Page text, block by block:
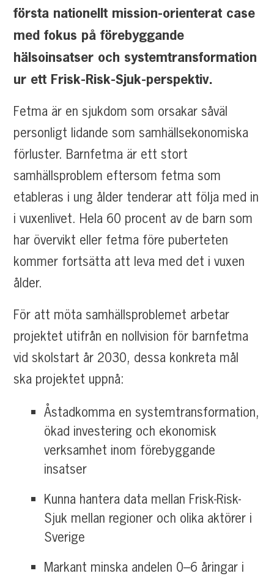
första nationellt mission-orienterat case
med fokus på förebyggande
hälsoinsatser och systemtransformation
ur ett Frisk-Risk-Sjuk-perspektiv.
Fetma är en sjukdom som orsakar såväl
personligt lidande som samhällsekonomiska
förluster. Barnfetma är ett stort
samhällsproblem eftersom fetma som
etableras i ung ålder tenderar att följa med in
i vuxenlivet. Hela 60 procent av de barn som
har övervikt eller fetma före puberteten
kommer fortsätta att leva med det i vuxen
ålder.
För att möta samhällsproblemet arbetar
projektet utifrån en nollvision för barnfetma
vid skolstart år 2030, dessa konkreta mål
ska projektet uppnå:
Åstadkomma en systemtransformation,
ökad investering och ekonomisk
verksamhet inom förebyggande
insatser
Kunna hantera data mellan Frisk-Risk-
Sjuk mellan regioner och olika aktörer i
Sverige
Markant minska andelen 0–6 åringar i